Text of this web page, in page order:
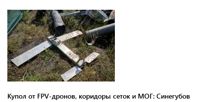
Купол от FPV-дронов, коридоры сеток и МОГ: Синегубов